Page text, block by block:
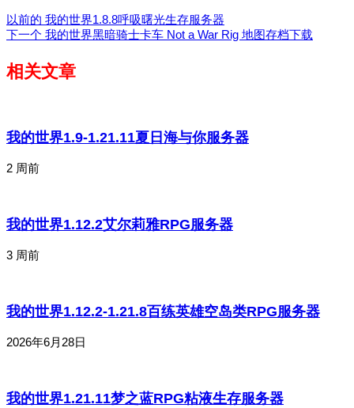
以前的 我的世界1.8.8呼吸曙光生存服务器
下一个 我的世界黑暗骑士卡车 Not a War Rig 地图存档下载
相关文章
我的世界1.9-1.21.11夏日海与你服务器
2 周前
我的世界1.12.2艾尔莉雅RPG服务器
3 周前
我的世界1.12.2-1.21.8百练英雄空岛类RPG服务器
2026年6月28日
我的世界1.21.11梦之蓝RPG粘液生存服务器